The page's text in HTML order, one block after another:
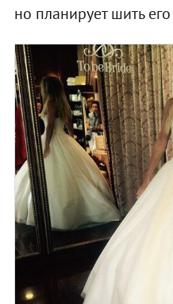
но планирует шить